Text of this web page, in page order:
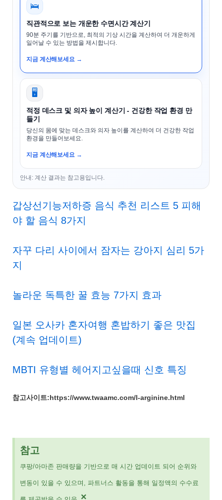
🛌
직관적으로 보는 개운한 수면시간 계산기
90분 주기를 기반으로, 최적의 기상 시간을 계산하여 더 개운하게
일어날 수 있는 방법을 제시합니다.
지금 계산해보세요 →
🖥️
적정 데스크 및 의자 높이 계산기 - 건강한 작업 환경 만
들기
당신의 몸에 맞는 데스크와 의자 높이를 계산하여 더 건강한 작업
환경을 만들어보세요.
지금 계산해보세요 →
안내: 계산 결과는 참고용입니다.
갑상선기능저하증 음식 추천 리스트 5 피해
야 할 음식 8가지
자꾸 다리 사이에서 잠자는 강아지 심리 5가
지
놀라운 독특한 꿀 효능 7가지 효과
일본 오사카 혼자여행 혼밥하기 좋은 맛집
(계속 업데이트)
MBTI 유형별 헤어지고싶을때 신호 특징
참고사이트:https://www.twaamc.com/l-arginine.html
참고
쿠팡/아마존 판매량을 기반으로 매 시간 업데이트 되어 순위와
변동이 있을 수 있으며, 파트너스 활동을 통해 일정액의 수수료
×